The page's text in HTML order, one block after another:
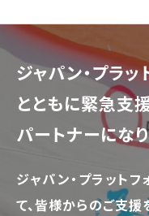
ジャパン・プラッ
とともに緊急支
パートナーにな
ジャパン・プラット
て、皆様からのご支援